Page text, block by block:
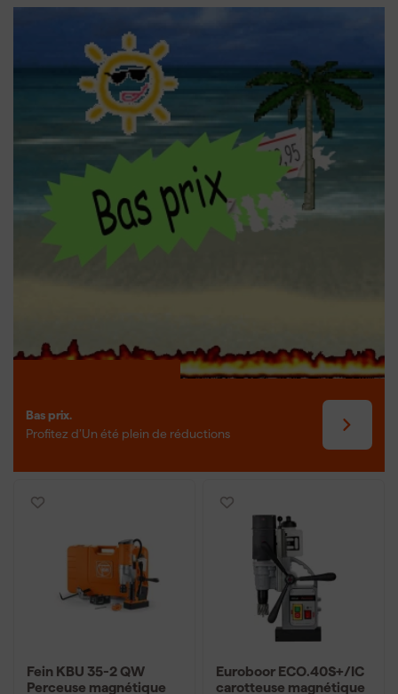
fonctionnement sans fil. Les perceuses magnétiques Euroboor et
autres modèles sont utilisables pour diverses tâches nécessitant
le perçage des métaux et des forets. Grâce à la technologie de la
perceuse magnétique, les utilisateurs peuvent travailler en toute
sécurité et efficacité, même dans des endroits difficiles d'accès.
Cette perceuse magnétique est un outil indispensable pour les
lourds travaux de perçage dans les constructions métalliques et
Bas prix.
Profitez d’Un été plein de réductions
Fein KBU 35-2 QW
Perceuse magnétique
Euroboor ECO.40S+/IC
carotteuse magnétique